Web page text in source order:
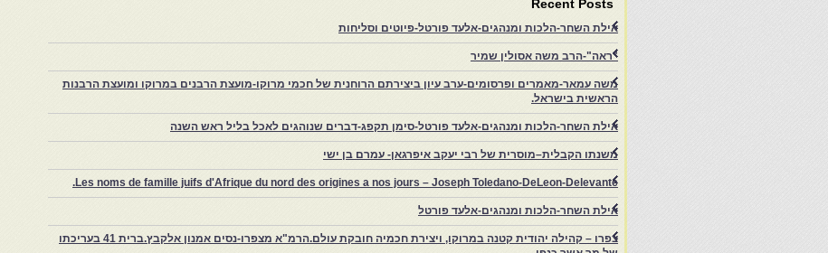
Recent Posts
אילת השחר-הלכות ומנהגים-אלעד פורטל-פיוטים וסליחות
"ראה"-הרב משה אסולין שמיר
משה עמאר-מאמרים ופרסומים-ערב עיון ביצירתם הרוחנית של חכמי מרוקו-מועצת הרבנים במרוקו ומועצת הרבנות
הראשית בישראל.
אילת השחר-הלכות ומנהגים-אלעד פורטל-סימן תקפג-דברים שנוהגים לאכל בליל ראש השנה
משנתו הקבלית–מוסרית של רבי יעקב איפרגאן- עמרם בן ישי
Les noms de famille juifs d'Afrique du nord des origines a nos jours – Joseph Toledano-DeLeon-Delevante.
אילת השחר-הלכות ומנהגים-אלעד פורטל
צפרו – קהילה יהודית קטנה במרוקו, ויצירת חכמיה חובקת עולם.הרמ"א מצפרו-נסים אמנון אלקבץ.ברית 41 בעריכתו